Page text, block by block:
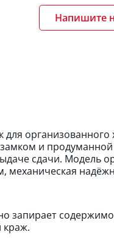
Напишите
организованного
и
сдачи. Модель
механическая
запирает
краж.